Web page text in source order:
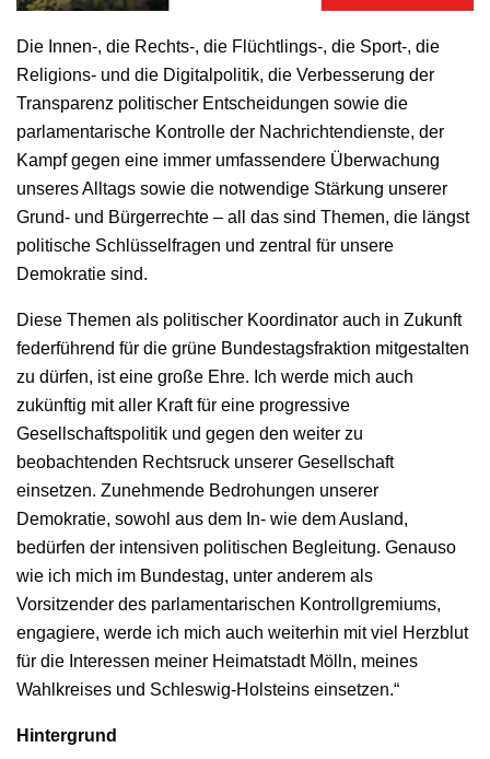
Die Innen-, die Rechts-, die Flüchtlings-, die Sport-, die
Religions- und die Digitalpolitik, die Verbesserung der
Transparenz politischer Entscheidungen sowie die
parlamentarische Kontrolle der Nachrichtendienste, der
Kampf gegen eine immer umfassendere Überwachung
unseres Alltags sowie die notwendige Stärkung unserer
Grund- und Bürgerrechte – all das sind Themen, die längst
politische Schlüsselfragen und zentral für unsere
Demokratie sind.
Diese Themen als politischer Koordinator auch in Zukunft
federführend für die grüne Bundestagsfraktion mitgestalten
zu dürfen, ist eine große Ehre. Ich werde mich auch
zukünftig mit aller Kraft für eine progressive
Gesellschaftspolitik und gegen den weiter zu
beobachtenden Rechtsruck unserer Gesellschaft
einsetzen. Zunehmende Bedrohungen unserer
Demokratie, sowohl aus dem In- wie dem Ausland,
bedürfen der intensiven politischen Begleitung. Genauso
wie ich mich im Bundestag, unter anderem als
Vorsitzender des parlamentarischen Kontrollgremiums,
engagiere, werde ich mich auch weiterhin mit viel Herzblut
für die Interessen meiner Heimatstadt Mölln, meines
Wahlkreises und Schleswig-Holsteins einsetzen.“
Hintergrund